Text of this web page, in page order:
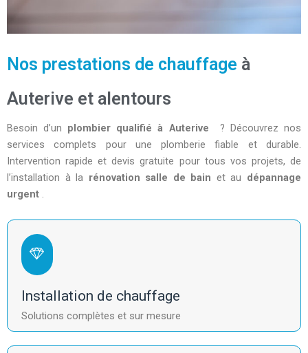
Nos prestations de chauffage à
Auterive et alentours
Besoin d’un plombier qualifié à Auterive ? Découvrez nos
services complets pour une plomberie fiable et durable.
Intervention rapide et devis gratuite pour tous vos projets, de
l’installation à la rénovation salle de bain et au dépannage
urgent .
Installation de chauffage
Solutions complètes et sur mesure